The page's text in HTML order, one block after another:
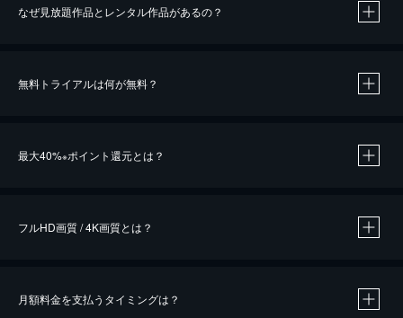
なぜ見放題作品とレンタル作品があるの？
無料トライアルは何が無料？
最大40%※ポイント還元とは？
※40％ポイント還元の対象は、クレジットカード決済による作品の購入 / レンタルです。
iOSアプリのUコイン決済による作品の購入 / レンタルは、20％のポイント還元です。
フルHD画質 / 4K画質とは？
月額料金を支払うタイミングは？